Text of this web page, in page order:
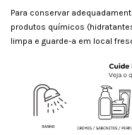
Para conservar
produtos químicos
limpa e guarde-a em local